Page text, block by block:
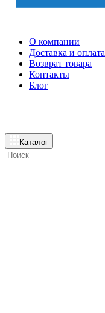
О компании
Доставка и оплата
Возврат товара
Контакты
Блог
Каталог